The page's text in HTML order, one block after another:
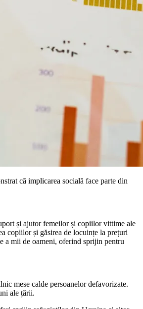
că implicarea socială face parte din
și ajutor femeilor și copiilor vittime ale
copiilor și găsirea de locuințe la prețuri
a mii de oameni, oferind sprijin pentru
mese calde persoanelor defavorizate.
ale țării.